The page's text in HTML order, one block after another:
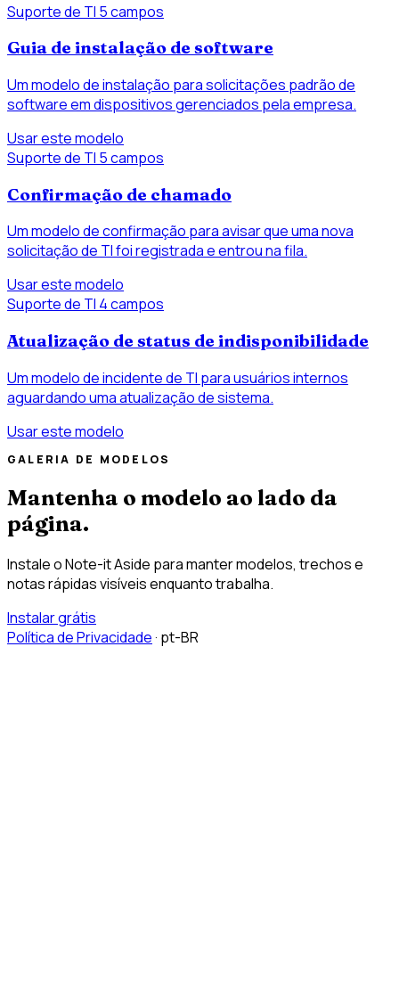
Suporte de TI 5 campos
Guia de instalação de software
Um modelo de instalação para solicitações padrão de
software em dispositivos gerenciados pela empresa.
Usar este modelo
Suporte de TI 5 campos
Confirmação de chamado
Um modelo de confirmação para avisar que uma nova
solicitação de TI foi registrada e entrou na fila.
Usar este modelo
Suporte de TI 4 campos
Atualização de status de indisponibilidade
Um modelo de incidente de TI para usuários internos
aguardando uma atualização de sistema.
Usar este modelo
GALERIA DE MODELOS
Mantenha o modelo ao lado da
página.
Instale o Note-it Aside para manter modelos, trechos e
notas rápidas visíveis enquanto trabalha.
Instalar grátis
Política de Privacidade· pt-BR